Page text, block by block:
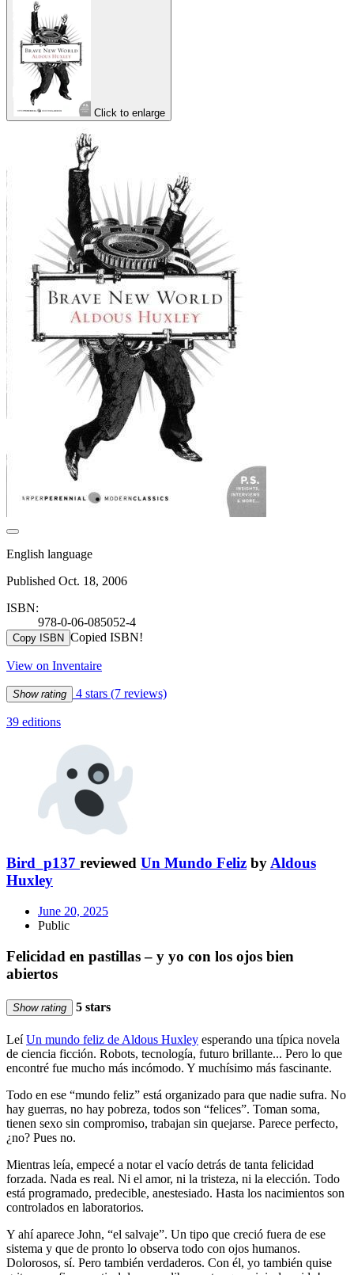
Click to enlarge
English language
Published Oct. 18, 2006
ISBN:
978-0-06-085052-4
Copy ISBN Copied ISBN!
View on Inventaire
Show rating 4 stars (7 reviews)
39 editions
Bird_p137 reviewed Un Mundo Feliz byAldous
Huxley
June 20, 2025
Public
Felicidad en pastillas – y yo con los ojos bien
abiertos
Show rating 5 stars
LeíUn mundo feliz de Aldous Huxley esperando una típica novela
de ciencia ficción. Robots, tecnología, futuro brillante... Pero lo que
encontré fue mucho más incómodo. Y muchísimo más fascinante.
Todo en ese “mundo feliz” está organizado para que nadie sufra. No
hay guerras, no hay pobreza, todos son “felices”. Toman soma,
tienen sexo sin compromiso, trabajan sin quejarse. Parece perfecto,
¿no? Pues no.
Mientras leía, empecé a notar el vacío detrás de tanta felicidad
forzada. Nada es real. Ni el amor, ni la tristeza, ni la elección. Todo
está programado, predecible, anestesiado. Hasta los nacimientos son
controlados en laboratorios.
Y ahí aparece John, “el salvaje”. Un tipo que creció fuera de ese
sistema y que de pronto lo observa todo con ojos humanos.
Dolorosos, sí. Pero también verdaderos. Con él, yo también quise